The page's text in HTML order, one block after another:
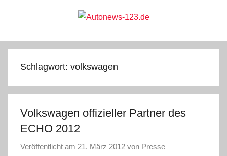
Autonews-
123.de
Schlagwort: volkswagen
Volkswagen offizieller Partner des
ECHO 2012
Veröffentlicht am 21. März 2012 von Presse